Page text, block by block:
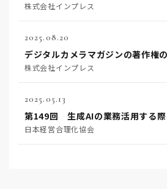
株式会社インプレス
2025.08.20
デジタルカメラマガジンの著作権
株式会社インプレス
2025.05.13
第149回 生成AIの業務活用する際
日本経営合理化協会